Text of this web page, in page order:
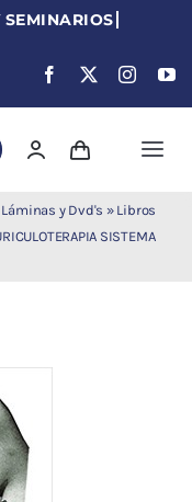
y Dvd's » Libros
SISTEMA